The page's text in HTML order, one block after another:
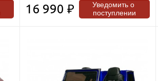
16 990 ₽
Уведомить о
поступлении